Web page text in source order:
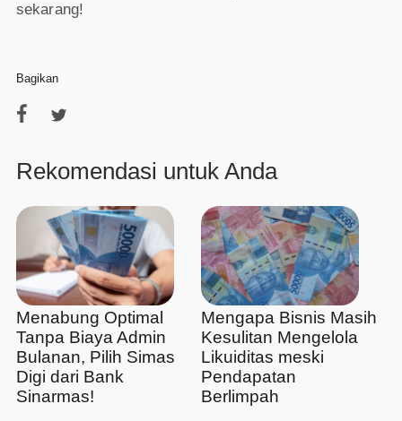
sekarang!
Bagikan
Rekomendasi untuk Anda
Menabung Optimal
Tanpa Biaya Admin
Bulanan, Pilih Simas
Digi dari Bank
Sinarmas!
Mengapa Bisnis Masih
Kesulitan Mengelola
Likuiditas meski
Pendapatan
Berlimpah